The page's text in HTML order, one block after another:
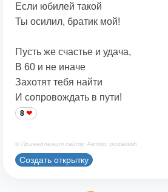
Если юбилей такой
Ты осилил, братик мой!
Пусть же счастье и удача,
В 60 и не иначе
Захотят тебя найти
И сопровождать в пути!
8
© Принадлежит сайту. Автор: podaristih
Создать открытку